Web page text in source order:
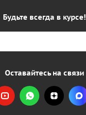
Будьте всегда в курсе!
Оставайтесь на связи